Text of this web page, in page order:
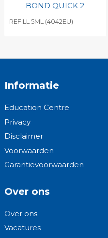
BOND QUICK 2
REFILL 5ML (4042EU)
Informatie
Education Centre
Privacy
Disclaimer
Voorwaarden
Garantievoorwaarden
Over ons
Over ons
Vacatures